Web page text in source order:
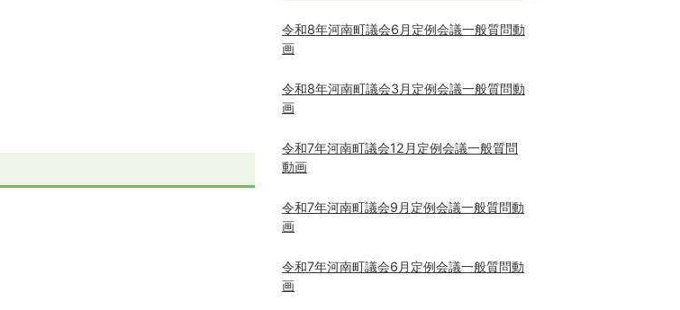
令和8年河南町議会6月定例会議一般質問動
画
令和8年河南町議会3月定例会議一般質問動
画
令和7年河南町議会12月定例会議一般質問
動画
令和7年河南町議会9月定例会議一般質問動
画
令和7年河南町議会6月定例会議一般質問動
画